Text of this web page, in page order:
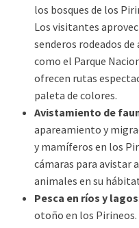
los bosques de los
Los visitantes
senderos rodeados de
como el Parque
ofrecen rutas
paleta de colores.
Avistamiento de
apareamiento y
y mamíferos en los
cámaras para avistar
animales en su
Pesca en ríos y lagos
otoño en los Pirineos.